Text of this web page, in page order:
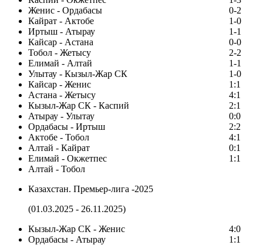
Женис - Ордабасы
0-2
Кайрат - Актобе
1-0
Иртыш - Атырау
1-1
Кайсар - Астана
0-0
Тобол - Жетысу
2-2
Елимай - Алтай
1-1
Улытау - Кызыл-Жар СК
1-0
Кайсар - Женис
1:1
Астана - Жетысу
4:1
Кызыл-Жар СК - Каспий
2:1
Атырау - Улытау
0:0
Ордабасы - Иртыш
2:2
Актобе - Тобол
4:1
Алтай - Кайрат
0:1
Елимай - Окжетпес
1:1
Алтай - Тобол
Казахстан. Премьер-лига -2025
(01.03.2025 - 26.11.2025)
Кызыл-Жар СК - Женис
4:0
Ордабасы - Атырау
1:1